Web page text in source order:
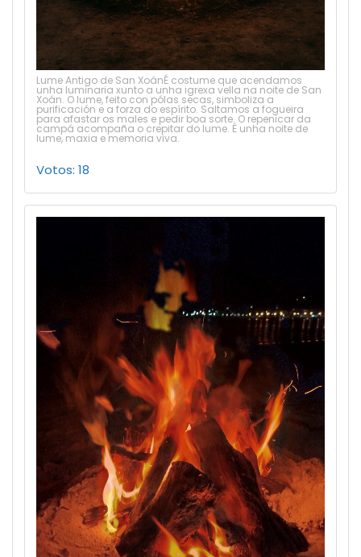
Lume Antigo de San XoánÉ costume que acendamos
unha luminaria xunto a unha igrexa vella na noite de San
Xoán. O lume, feito con pólas secas, simboliza a
purificación e a forza do espírito. Saltamos a fogueira
para afastar os males e pedir boa sorte. O repenicar da
campá acompaña o crepitar do lume. É unha noite de
lume, maxia e memoria viva.
Votos: 18